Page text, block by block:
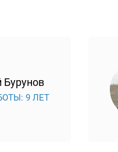
Бурунов
9 ЛЕТ